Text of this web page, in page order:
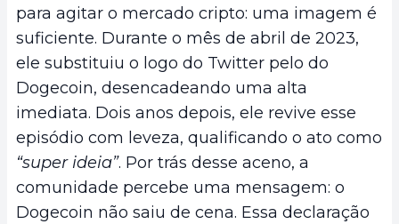
para agitar o mercado cripto: uma imagem é
suficiente. Durante o mês de abril de 2023,
ele substituiu o logo do Twitter pelo do
Dogecoin, desencadeando uma alta
imediata. Dois anos depois, ele revive esse
episódio com leveza, qualificando o ato como
“super ideia”. Por trás desse aceno, a
comunidade percebe uma mensagem: o
Dogecoin não saiu de cena. Essa declaração